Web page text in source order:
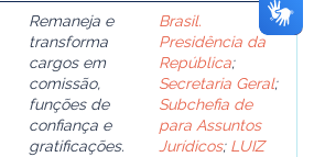
Remaneja e
transforma
cargos em
comissão,
funções de
confiança e
gratificações.
Brasil.
Presidência da
República;
Secretaria Geral;
Subchefia de
para Assuntos
Jurídicos; LUIZ